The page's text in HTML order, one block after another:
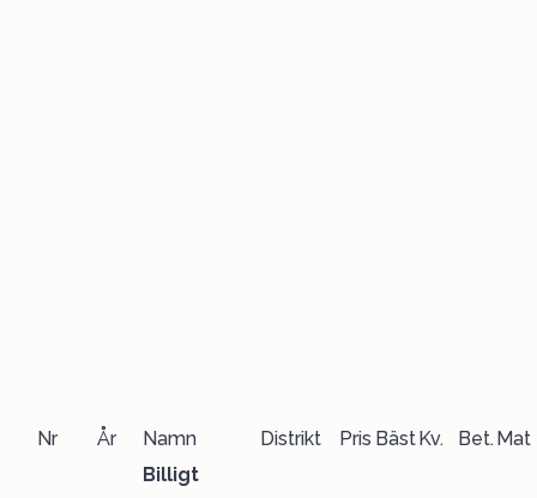
Nr År Namn Distrikt Pris BästKv. Bet.Mat
Billigt